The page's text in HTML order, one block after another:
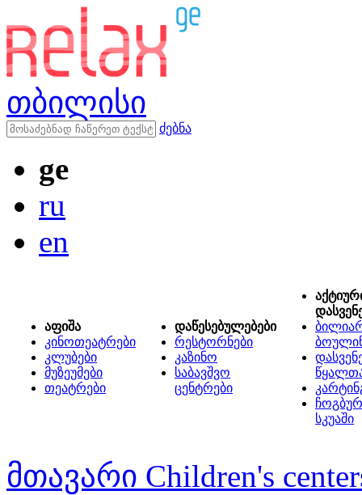
თბილისი
ძებნა
ge
ru
en
აფიშა
კინოთეატრები
კლუბები
მუზეუმები
თეატრები
დაწესებულებები
რესტორნები
კაზინო
საბავშვო
ცენტრები
სკუაში
მთავარი Children's